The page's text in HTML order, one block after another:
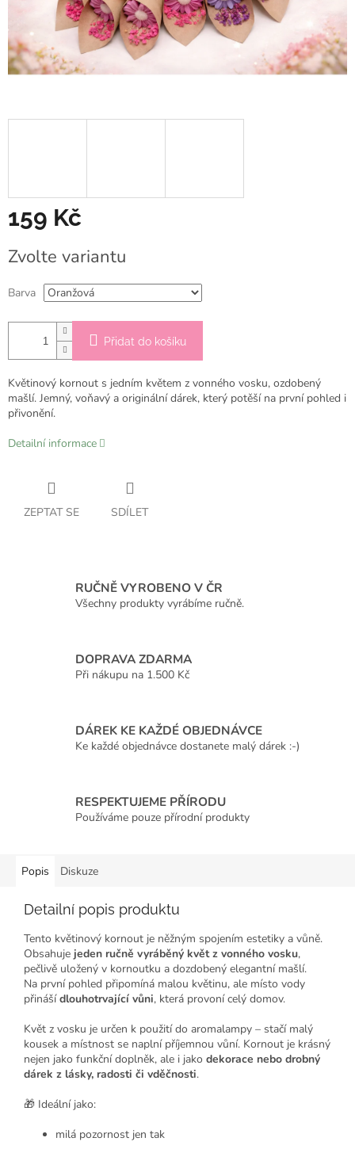
159 Kč
cena:
Zvolte variantu
Barva
Přidat do košíku
Květinový kornout s jedním květem z vonného vosku, ozdobený
mašlí. Jemný, voňavý a originální dárek, který potěší na první pohled i
přivonění.
Detailní informace
ZEPTAT SE SDÍLET
RUČNĚ VYROBENO V ČR
Všechny produkty vyrábíme ručně.
DOPRAVA ZDARMA
Při nákupu na 1.500 Kč
DÁREK KE KAŽDÉ OBJEDNÁVCE
Ke každé objednávce dostanete malý dárek :-)
RESPEKTUJEME PŘÍRODU
Používáme pouze přírodní produkty
Popis Diskuze
Detailní popis produktu
Tento květinový kornout je něžným spojením estetiky a vůně.
Obsahuje jeden ručně vyráběný květ z vonného vosku,
pečlivě uložený v kornoutku a dozdobený elegantní mašlí.
Na první pohled připomíná malou květinu, ale místo vody
přinášídlouhotrvající vůni, která provoní celý domov.
Květ z vosku je určen k použití do aromalampy – stačí malý
kousek a místnost se naplní příjemnou vůní. Kornout je krásný
nejen jako funkční doplněk, ale i jako dekorace nebo drobný
dárek z lásky, radosti či vděčnosti.
🎁 Ideální jako:
milá pozornost jen tak